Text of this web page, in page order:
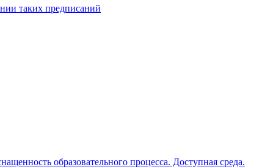
таких предписаний
образовательного процесса. Доступная среда.